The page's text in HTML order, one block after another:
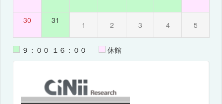
30 31 1 2 3 4 5
９：００-１６：００ 休館